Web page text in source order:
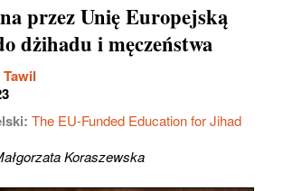
przez Unię Europejską
dżihadu i męczeństwa
The EU-Funded Education for Jihad
Koraszewska